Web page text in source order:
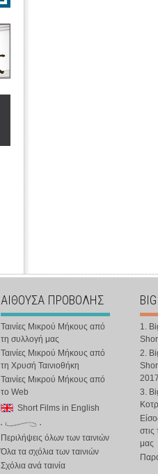
ΑΙΘΟΥΣΑ ΠΡΟΒΟΛΗΣ
Ταινίες Μικρού Μήκους από
τη συλλογή μας
Ταινίες Μικρού Μήκους από
τη Χρυσή Ταινιοθήκη
Ταινίες Μικρού Μήκους από
το Web
Short Films in English
Περιλήψεις όλων των ταινιών
Όλα τα σχόλια των ταινιών
Σχόλια ανά ταινία
1.
2.
3.
στις
μας